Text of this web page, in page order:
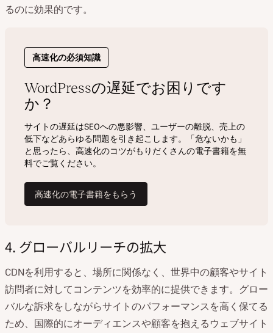
るのに効果的です。
4. グローバルリーチの拡大
CDNを利用すると、場所に関係なく、世界中の顧客やサイト
訪問者に対してコンテンツを効率的に提供できます。グロー
バルな訴求をしながらサイトのパフォーマンスを高く保てる
ため、国際的にオーディエンスや顧客を抱えるウェブサイト